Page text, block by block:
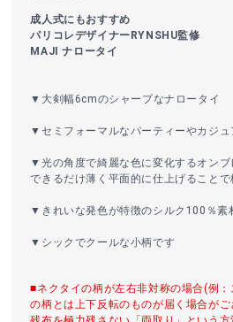
成人式にもおすすめ
パリコレデザイナーRYNSHU監修
MAJI ナロータイ
▼大剣幅6cmのシャープなナロータイ
▼セミフォーマルなパーティーやカジ
▼光の角度で綺麗な色に変化するオンブ
できるだけ薄く平面的に仕上げること
▼きれいな発色が特徴のシルク100％素
▼シックでクールな小柄です
■ネクタイの柄が左右非対称の場合(例
の柄とは上下反転のものが届く場合がご